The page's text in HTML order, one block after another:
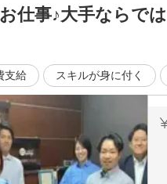
仕事♪大手ならで
支給 スキルが身に付く